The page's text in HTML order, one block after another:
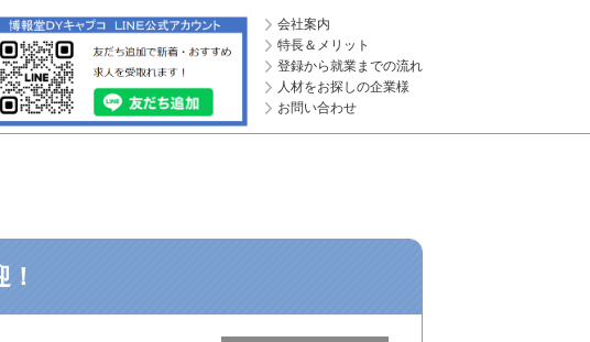
会社案内
特長＆メリット
登録から就業までの流れ
人材をお探しの企業様
お問い合わせ